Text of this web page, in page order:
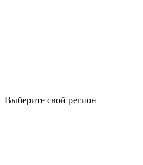
Выберите свой регион